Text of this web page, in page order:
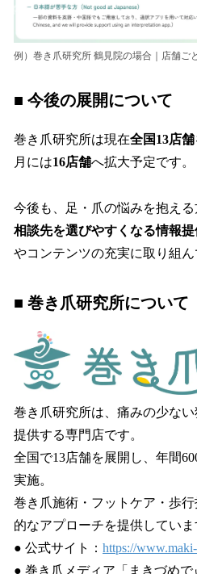
例）巻き爪研究所 鶴見院の場合｜店舗ご
■ 今後の展開について
巻き爪研究所は現在全国13店舗
月には16店舗へ拡大予定です。
今後も、足・爪の悩みを抱え
相談先を選びやすくなる情報提
やコンテンツの充実に取り組ん
■ 巻き爪研究所について
巻き爪研究所は、痛みの少な
提供する専門店です。
全国で13店舗を展開し、年間
実施。
巻き爪施術・フットケア・歩
的なアプローチを提供していま
● 公式サイト： https://
● 巻き爪メディア「まきづめで